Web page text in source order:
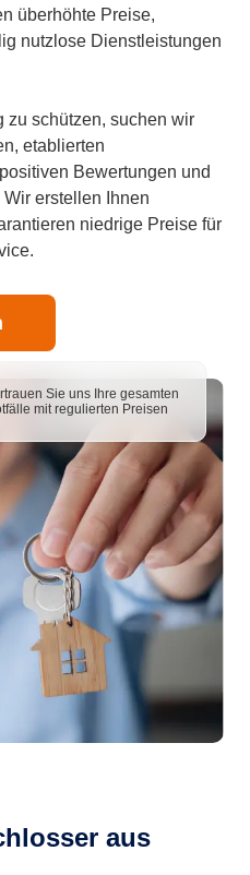
überhöhte Preise,
nutzlose Dienstleistungen
zu schützen, suchen wir
etablierten
Bewertungen und
erstellen Ihnen
niedrige Preise für
Sie uns Ihre gesamten
mit regulierten Preisen
aus